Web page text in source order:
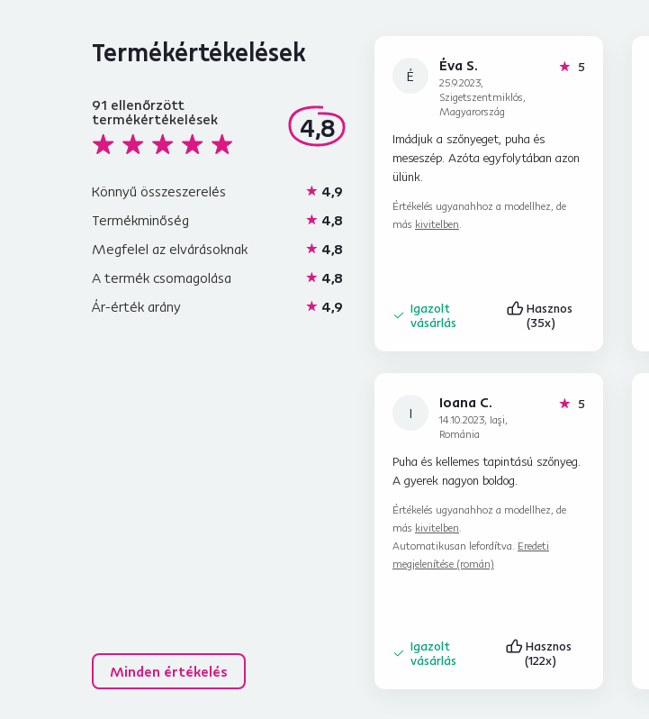
Termékértékelések
4,8
91 ellenőrzött
termékértékelések
Könnyű összeszerelés
4,9
Termékminőség
4,8
Megfelel az elvárásoknak
4,8
A termék csomagolása
4,8
Ár-érték arány
4,9
Minden értékelés
É
Éva S.
25.9.2023,
Szigetszentmiklós,
Magyarország
5hviezdičiek
Imádjuk a szőnyeget, puha és
meseszép. Azóta egyfolytában azon
ülünk.
Értékelés ugyanahhoz a modellhez, de
más kivitelben.
Igazolt
vásárlás
Hasznos
(35x)
I
Ioana C.
14.10.2023, Iaşi,
Románia
5hviezdičiek
Puha és kellemes tapintású szőnyeg.
A gyerek nagyon boldog.
Értékelés ugyanahhoz a modellhez, de
más kivitelben.
Automatikusan lefordítva. Eredeti
megjelenítése (román)
Igazolt
vásárlás
Hasznos
(122x)